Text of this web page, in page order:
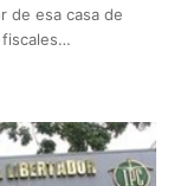
de esa casa de
fiscales…